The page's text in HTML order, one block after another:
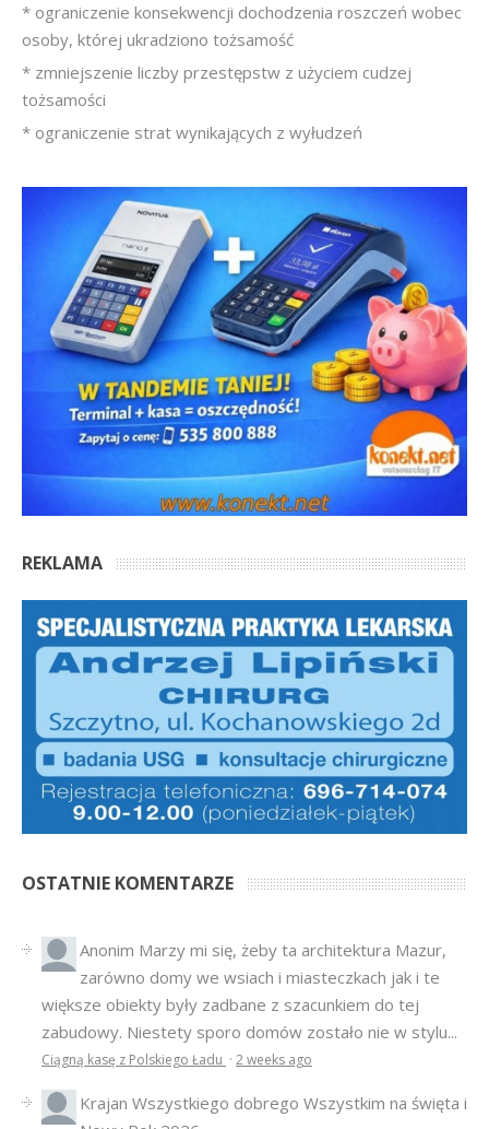
* ograniczenie konsekwencji dochodzenia roszczeń wobec
osoby, której ukradziono tożsamość
* zmniejszenie liczby przestępstw z użyciem cudzej
tożsamości
* ograniczenie strat wynikających z wyłudzeń
REKLAMA
OSTATNIE KOMENTARZE
Anonim Marzy mi się, żeby ta architektura Mazur,
zarówno domy we wsiach i miasteczkach jak i te
większe obiekty były zadbane z szacunkiem do tej
zabudowy. Niestety sporo domów zostało nie w stylu...
Ciągną kasę z Polskiego Ładu · 2 weeks ago
Krajan Wszystkiego dobrego Wszystkim na święta i